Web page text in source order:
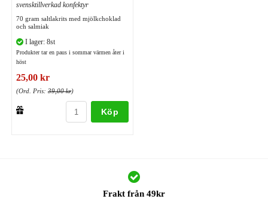
svensktillverkad konfektyr
70 gram saltlakrits med mjölkchoklad
och salmiak
I lager: 8st
Produkter tar en paus i sommar värmen åter i
höst
25,00 kr
(Ord. Pris: 39,00 kr)
Köp
Frakt från 49kr